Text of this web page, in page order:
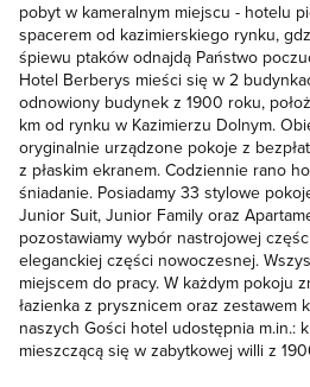
pobyt w kameralnym miejscu - hotelu
spacerem od kazimierskiego rynku,
śpiewu ptaków odnajdą Państwo
Hotel Berberys mieści się w 2
odnowiony budynek z 1900 roku,
km od rynku w Kazimierzu Dolnym.
oryginalnie urządzone pokoje z
z płaskim ekranem. Codziennie rano
śniadanie. Posiadamy 33 stylowe
Junior Suit, Junior Family oraz
pozostawiamy wybór nastrojowej
eleganckiej części nowoczesnej.
miejscem do pracy. W każdym pokoju
łazienka z prysznicem oraz zestawem
naszych Gości hotel udostępnia m.in.:
mieszczącą się w zabytkowej willi z